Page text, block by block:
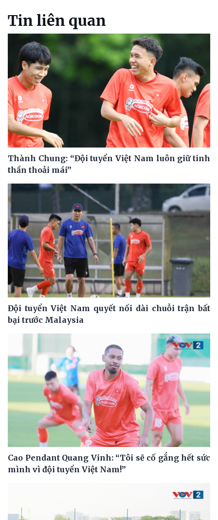
Tin liên quan
Thành Chung: “Đội tuyển Việt Nam luôn giữ tinh
thần thoải mái”
Đội tuyển Việt Nam quyết nối dài chuỗi trận bất
bại trước Malaysia
Cao Pendant Quang Vinh: “Tôi sẽ cố gắng hết sức
mình vì đội tuyển Việt Nam!”